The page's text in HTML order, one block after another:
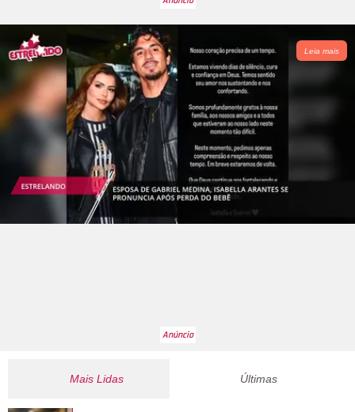
Leia mais
Mais Lidas Últimas